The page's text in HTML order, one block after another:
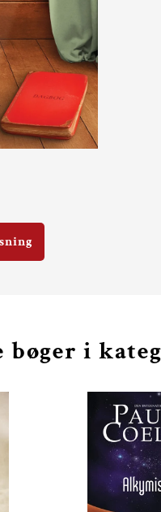
bøger i